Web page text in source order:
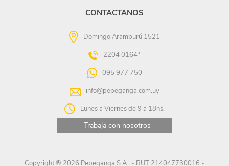
CONTACTANOS
Domingo Aramburú 1521
2204 0164*
095 977 750
info@pepeganga.com.uy
Lunes a Viernes de 9 a 18hs.
Trabajá con nosotros
Copyright ® 2026 Pepeganga S.A.. - RUT 214047730016 -